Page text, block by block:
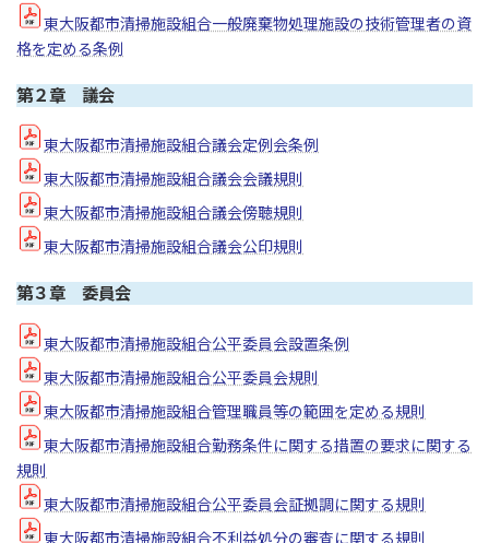
東大阪都市清掃施設組合一般廃棄物処理施設の技術管理者の資
格を定める条例
第２章 議会
東大阪都市清掃施設組合議会定例会条例
東大阪都市清掃施設組合議会会議規則
東大阪都市清掃施設組合議会傍聴規則
東大阪都市清掃施設組合議会公印規則
第３章 委員会
東大阪都市清掃施設組合公平委員会設置条例
東大阪都市清掃施設組合公平委員会規則
東大阪都市清掃施設組合管理職員等の範囲を定める規則
東大阪都市清掃施設組合勤務条件に関する措置の要求に関する
規則
東大阪都市清掃施設組合公平委員会証拠調に関する規則
東大阪都市清掃施設組合不利益処分の審査に関する規則